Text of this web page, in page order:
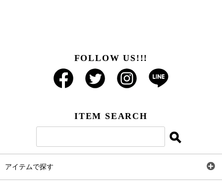
FOLLOW US!!!
ITEM SEARCH
アイテムで探す